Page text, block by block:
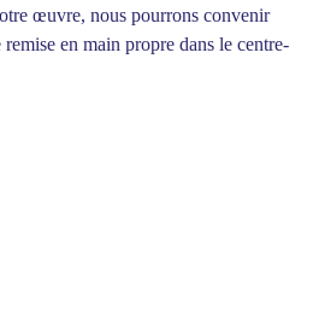
œuvre, nous pourrons convenir
en main propre dans le centre-